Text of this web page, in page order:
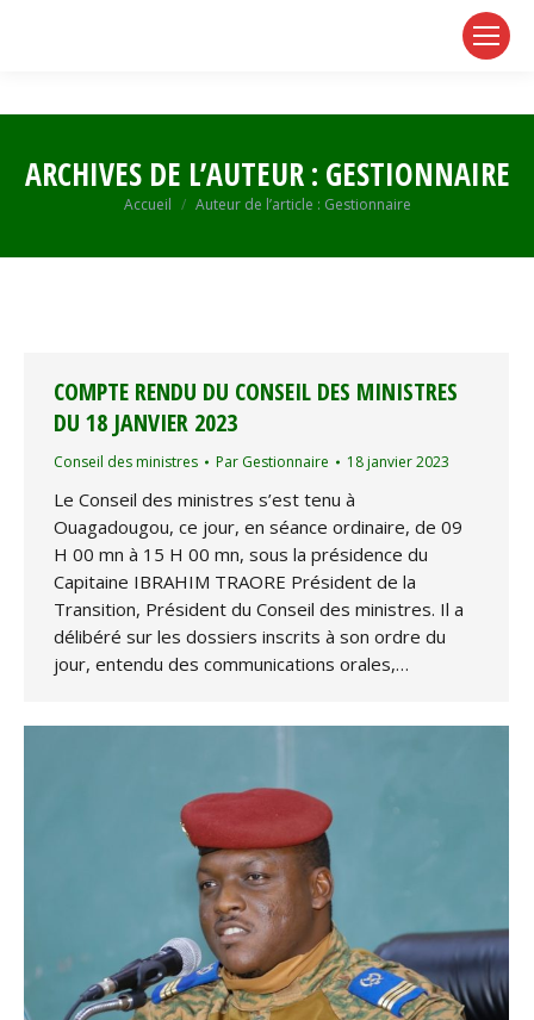
ARCHIVES DE L’AUTEUR : GESTIONNAIRE
Vous êtes ici :
Accueil Auteur de l’article : Gestionnaire
COMPTE RENDU DU CONSEIL DES MINISTRES
DU 18 JANVIER 2023
Conseil des ministres Par Gestionnaire 18 janvier 2023
Le Conseil des ministres s’est tenu à
Ouagadougou, ce jour, en séance ordinaire, de 09
H 00 mn à 15 H 00 mn, sous la présidence du
Capitaine IBRAHIM TRAORE Président de la
Transition, Président du Conseil des ministres. Il a
délibéré sur les dossiers inscrits à son ordre du
jour, entendu des communications orales,…